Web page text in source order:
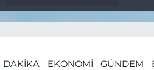
DAKİKA EKONOMİ GÜNDEM